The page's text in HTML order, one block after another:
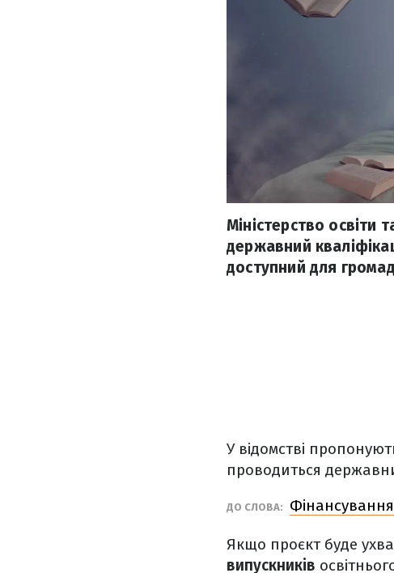
Міністерство освіти
державний
доступний для
У відомстві
проводиться
ДО СЛОВА:
Якщо проєкт буде
випускників